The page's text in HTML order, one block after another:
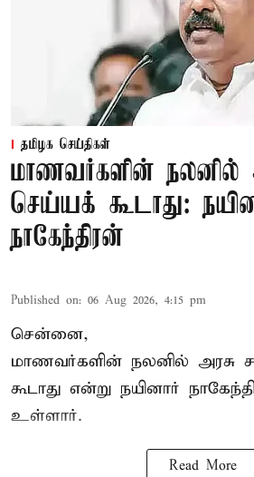
தமிழக செய்திகள்
மாணவர்களின் நலனில்
செய்யக் கூடாது:
நாகேந்திரன்
Published on: 06 Aug 2026, 4:15 pm
சென்னை,
மாணவர்களின் நலனில் அரசு
கூடாது என்று நயினார்
உள்ளார்.
Read More